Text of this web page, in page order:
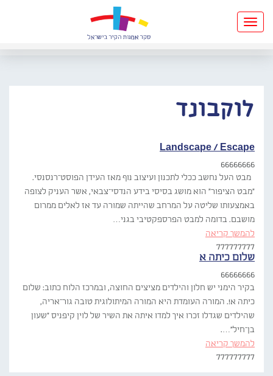
Toggle
navigation
לוקבונד
Landscape / Escape
66666666
מבט העל נחשב ככלי לתכנון ועיצוב נוף מאז העידן הפוסט־רנסנסי.
"מבט הציפור" הוא מושג בסיסי בידע הנדסי־צבאי, אשר העניק לצופה
באמצעותו שליטה על המרחב שהייתה שמורה עד אז לאלים ממרום
מושבם. בדומה למבט הפרספקטיבי בגני…
להמשך קריאה
777777777
שלום כיתה א
66666666
בקיר הימני יש חלון והילדים מציצים החוצה, ובמרכז הלוח כתוב: שלום
כיתה א!. המורה העומדת היא המורה המיתולוגית טובה גור־אריה,
שהילדים שגדלו זכרו איך למדו איתה את השיר של לוין קיפניס "שעון
בן־חיל"….
להמשך קריאה
777777777